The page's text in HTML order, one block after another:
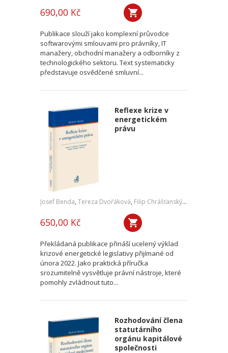
690,00 Kč
Publikace slouží jako komplexní průvodce
softwarovými smlouvami pro právníky, IT
manažery, obchodní manažery a odborníky z
technologického sektoru. Text systematicky
představuje osvědčené smluvní...
Reflexe krize v
energetickém
právu
Josef Benda, Tereza Dvořáková, Filip Chrášťanský,Jan Kořán
650,00 Kč
Překládaná publikace přináší ucelený výklad
krizové energetické legislativy přijímané od
února 2022. Jako praktická příručka
srozumitelně vysvětluje právní nástroje, které
pomohly zvládnout tuto...
Rozhodování člena
statutárního
orgánu kapitálové
společnosti